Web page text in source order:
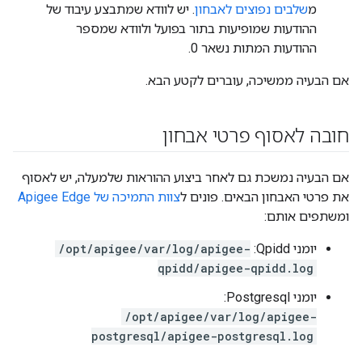
משלבים נפוצים לאבחון. יש לוודא שמתבצע עיבוד של
ההודעות שמופיעות בתור בפועל ולוודא שמספר
ההודעות המתות נשאר 0.
אם הבעיה ממשיכה, עוברים לקטע הבא.
חובה לאסוף פרטי אבחון
אם הבעיה נמשכת גם לאחר ביצוע ההוראות שלמעלה, יש לאסוף
את פרטי האבחון הבאים. פונים לצוות התמיכה של Apigee Edge
ומשתפים אותם:
יומני Qpidd:
/opt/apigee/var/log/apigee-
qpidd/apigee-qpidd.log
יומני Postgresql:
/opt/apigee/var/log/apigee-
postgresql/apigee-postgresql.log